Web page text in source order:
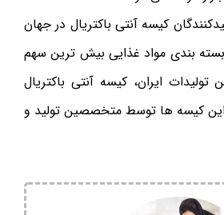
کیسه آنتی باکتریال در جهان
بندی مواد غذایی بیش ترین سهم
تولیدات ایران، کیسه آنتی باکتریال
کیسه ها توسط متخصصین تولید و